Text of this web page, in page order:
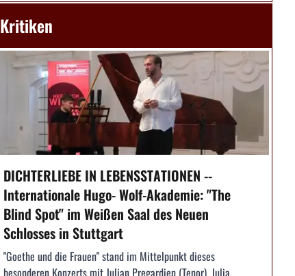
Kritiken
DICHTERLIEBE IN LEBENSSTATIONEN --
Internationale Hugo- Wolf-Akademie: "The
Blind Spot" im Weißen Saal des Neuen
Schlosses in Stuttgart
"Goethe und die Frauen" stand im Mittelpunkt dieses
besonderen Konzerts mit Julian Pregardien (Tenor), Julia